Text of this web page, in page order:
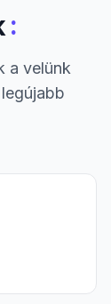
:
a velünk